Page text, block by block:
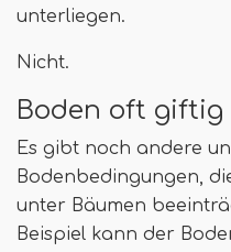
unterliegen.
Nicht.
Boden oft giftig
Es gibt noch andere
Bodenbedingungen,
unter Bäumen
Beispiel kann der